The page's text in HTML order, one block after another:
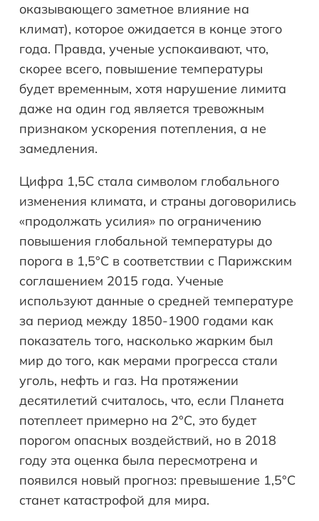
оказывающего заметное влияние на
климат), которое ожидается в конце этого
года. Правда, ученые успокаивают, что,
скорее всего, повышение температуры
будет временным, хотя нарушение лимита
даже на один год является тревожным
признаком ускорения потепления, а не
замедления.
Цифра 1,5C стала символом глобального
изменения климата, и страны договорились
«продолжать усилия» по ограничению
повышения глобальной температуры до
порога в 1,5°C в соответствии с Парижским
соглашением 2015 года. Ученые
используют данные о средней температуре
за период между 1850-1900 годами как
показатель того, насколько жарким был
мир до того, как мерами прогресса стали
уголь, нефть и газ. На протяжении
десятилетий считалось, что, если Планета
потеплеет примерно на 2°C, это будет
порогом опасных воздействий, но в 2018
году эта оценка была пересмотрена и
появился новый прогноз: превышение 1,5°C
станет катастрофой для мира.